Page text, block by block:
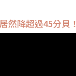
然降超過45分貝！